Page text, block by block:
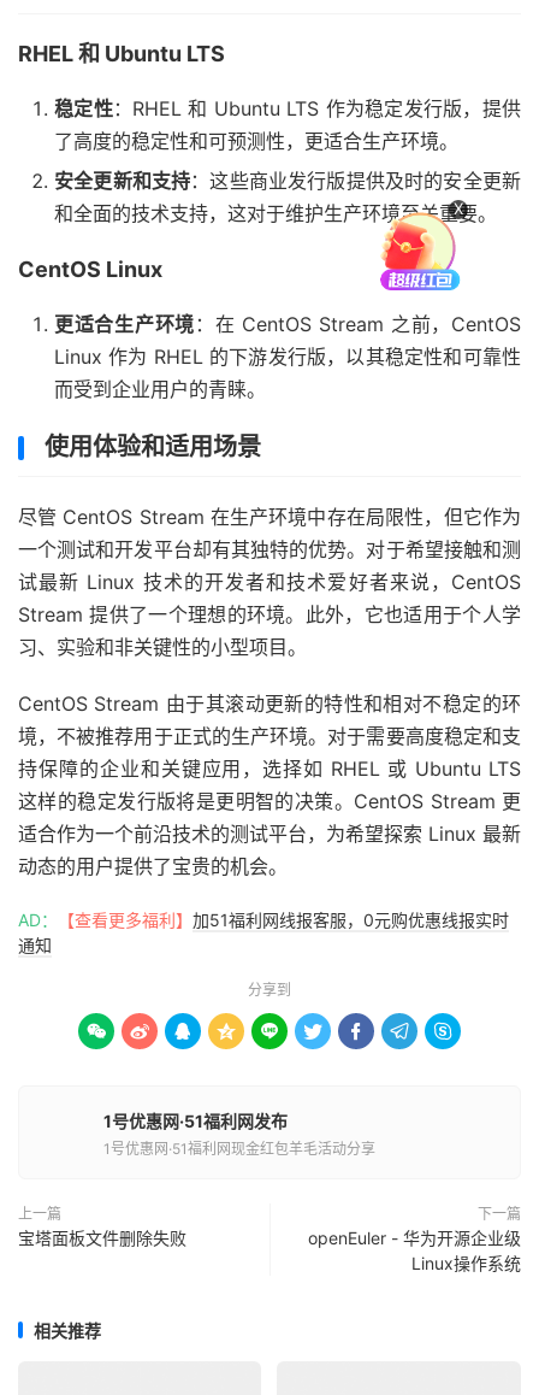
RHEL 和 Ubuntu LTS
稳定性：RHEL 和 Ubuntu LTS 作为稳定发行版，提供
了高度的稳定性和可预测性，更适合生产环境。
安全更新和支持：这些商业发行版提供及时的安全更新
和全面的技术支持，这对于维护生产环境至关重要。
CentOS Linux
更适合生产环境 ：在 CentOS Stream 之前，CentOS
Linux 作为 RHEL 的下游发行版，以其稳定性和可靠性
而受到企业用户的青睐。
使用体验和适用场景
尽管 CentOS Stream 在生产环境中存在局限性，但它作为
一个测试和开发平台却有其独特的优势。对于希望接触和测
试最新 Linux 技术的开发者和技术爱好者来说，CentOS
Stream 提供了一个理想的环境。此外，它也适用于个人学
习、实验和非关键性的小型项目。
CentOS Stream 由于其滚动更新的特性和相对不稳定的环
境，不被推荐用于正式的生产环境。对于需要高度稳定和支
持保障的企业和关键应用，选择如 RHEL 或 Ubuntu LTS
这样的稳定发行版将是更明智的决策。CentOS Stream 更
适合作为一个前沿技术的测试平台，为希望探索 Linux 最新
动态的用户提供了宝贵的机会。
AD： 【查看更多福利】 加51福利网线报客服，0元购优惠线报实时
通知
分享到
        
1号优惠网·51福利网发布
1号优惠网·51福利网现金红包羊毛活动分享
上一篇
宝塔面板文件删除失败
下一篇
openEuler - 华为开源企业级
Linux操作系统
相关推荐
X